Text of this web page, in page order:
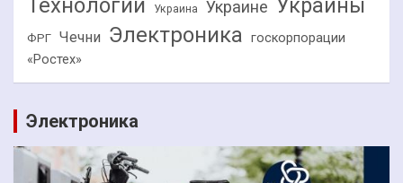
Технологии Украина Украине Украины
ФРГ Чечни Электроника госкорпорации
«Ростех»
Электроника